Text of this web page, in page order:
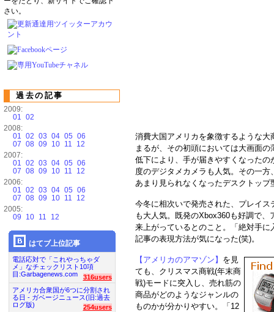
消費大国アメリカを象徴するような
まるが、その初頭においては大画面
低下により、手が届きやすくなった
度のデジタメカメラも人気。その一
あまり見られなくなったデスクトッ
今冬に相次いで発売された、プレイ
も大人気。既発のXbox360も好調で
来上がっているとのこと。「絶対手
記事の表現方法が気になった(笑)。
【アメリカのアマゾン】 を見
ても、クリスマス商戦(年末商
戦)モードに突入し、売れ筋の
商品がどのようなジャンルの
ものかが分かりやすい。「12
さい。
過去の記事
2009:
01 02
2008:
01 02 03 04 05 06
07 08 09 10 11
12
2007:
01 02 03 04 05 06
07 08 09 10 11
12
2006:
01 02 03 04 05 06
07 08 09 10 11
12
2005:
09
10 11 12
はてブ上位記事
電話応対で「これやっちゃダ
メ」なチェックリスト10項
目:Garbagenews.com
316users
アメリカ合衆国が6つに分割され
る日 - ガベージニュース(旧:過去
ログ版)
254users